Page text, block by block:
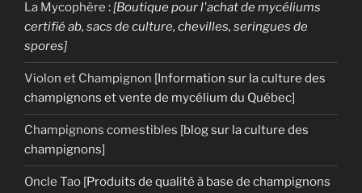
La Mycophère :[Boutique pour l'achat de mycéliums
certifié ab, sacs de culture, chevilles, seringues de
spores]
Violon et Champignon [Information sur la culture des
champignons et vente de mycélium du Québec]
Champignons comestibles [blog sur la culture des
champignons]
Oncle Tao [Produits de qualité à base de champignons